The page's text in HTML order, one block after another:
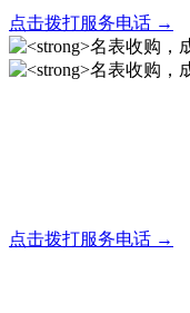
点击拨打服务电话 →
点击拨打服务电话 →